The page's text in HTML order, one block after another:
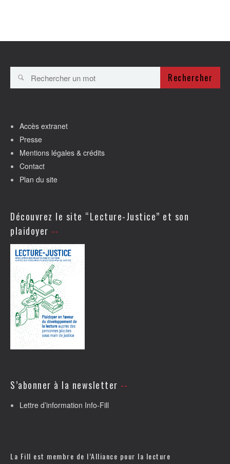
Rechercher
Accès extranet
Presse
Mentions légales & crédits
Contact
Plan du site
Découvrez le site “Lecture-Justice” et son
plaidoyer
S’abonner à la newsletter
Lettre d’information Info-Fill
La Fill est membre de l’Alliance pour la lecture